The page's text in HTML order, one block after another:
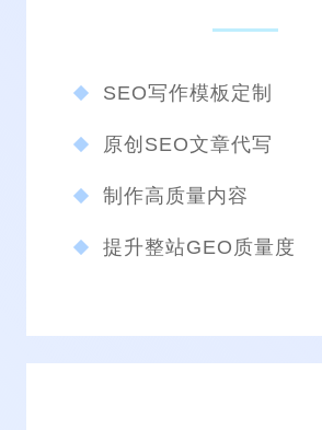
SEO写作模板定制
原创SEO文章代写
制作高质量内容
提升整站GEO质量度